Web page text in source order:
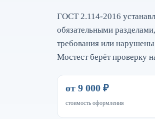
ГОСТ 2.114-2016
обязательными
требования или
Мостест берёт проверку
от 9 000 ₽
стоимость оформления